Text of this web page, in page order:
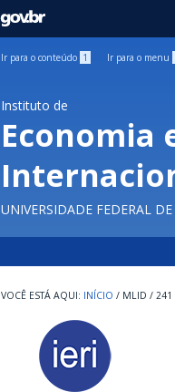
GOVBR
Ir para o conteúdo 1 Ir para o menu
Instituto de
Economia
UNIVERSIDADE FEDERAL
INÍCIO / MLID / 241